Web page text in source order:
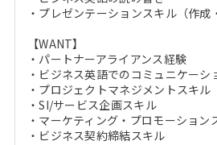
・プレゼンテーションスキル（作成
【WANT】
・パートナーアライアンス経験
・ビジネス英語でのコミュニケー
・プロジェクトマネジメントスキル
・SI/サービス企画スキル
・マーケティング・プロモーション
・ビジネス契約締結スキル